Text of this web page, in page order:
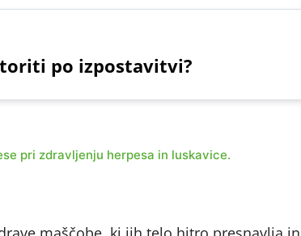
po izpostavitvi?
pri zdravljenju herpesa in luskavice.